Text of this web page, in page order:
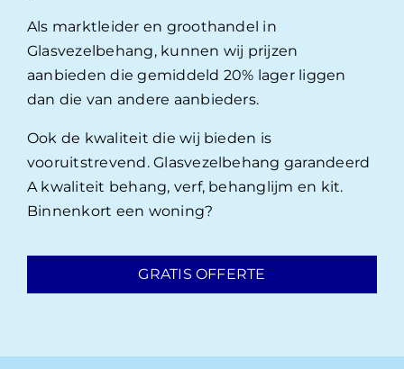
Als marktleider en groothandel in
Glasvezelbehang, kunnen wij prijzen
aanbieden die gemiddeld 20% lager liggen
dan die van andere aanbieders.
Ook de kwaliteit die wij bieden is
vooruitstrevend. Glasvezelbehang garandeerd
A kwaliteit behang, verf, behanglijm en kit.
Binnenkort een woning?
GRATIS OFFERTE